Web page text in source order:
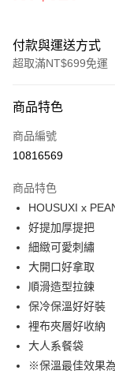
付款與運送方式
超取滿NT$699免運
信用卡一次付款
超商取貨付款
Apple Pay
街口支付
悠遊付
Google Pay
大哥付你分期
相關說明
【大哥付你分期使用說
1.本服務由台灣大哥
AFTEE先享後付
商品特色
商品編號
10816569
商品特色
HOUSUXI x
好提加厚提把
細緻可愛刺繡
大開口好拿取
順滑造型拉鍊
保冷保溫好好裝
裡布夾層好收納
大人系餐袋
※保溫最佳效果